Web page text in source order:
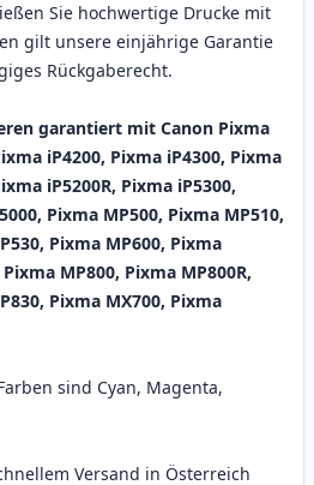
Sie hochwertige Drucke mit
gilt unsere einjährige Garantie
Rückgaberecht.
garantiert mit Canon Pixma
iP4200, Pixma iP4300, Pixma
iP5200R, Pixma iP5300,
Pixma MP500, Pixma MP510,
Pixma MP600, Pixma
MP800, Pixma MP800R,
Pixma MX700, Pixma
sind Cyan, Magenta,
Versand in Österreich